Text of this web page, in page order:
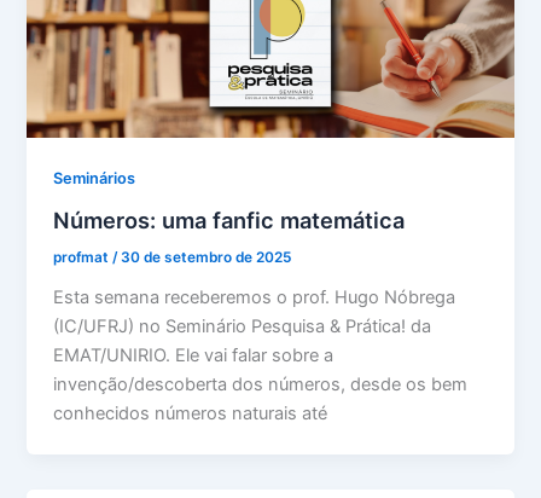
Seminários
Números: uma fanfic matemática
profmat/30 de setembro de 2025
Esta semana receberemos o prof. Hugo Nóbrega
(IC/UFRJ) no Seminário Pesquisa & Prática! da
EMAT/UNIRIO. Ele vai falar sobre a
invenção/descoberta dos números, desde os bem
conhecidos números naturais até